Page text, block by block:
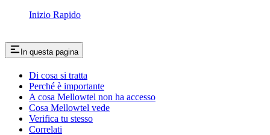
Inizio Rapido
In questa pagina
Di cosa si tratta
Perché è importante
A cosa Mellowtel non ha accesso
Cosa Mellowtel vede
Verifica tu stesso
Correlati